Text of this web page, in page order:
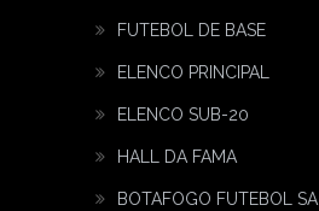
FUTEBOL DE BASE
ELENCO PRINCIPAL
ELENCO SUB-20
HALL DA FAMA
BOTAFOGO FUTEBOL SA